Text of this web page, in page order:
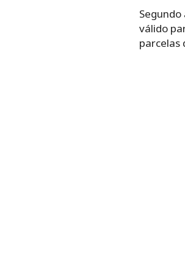
válido
parcelas